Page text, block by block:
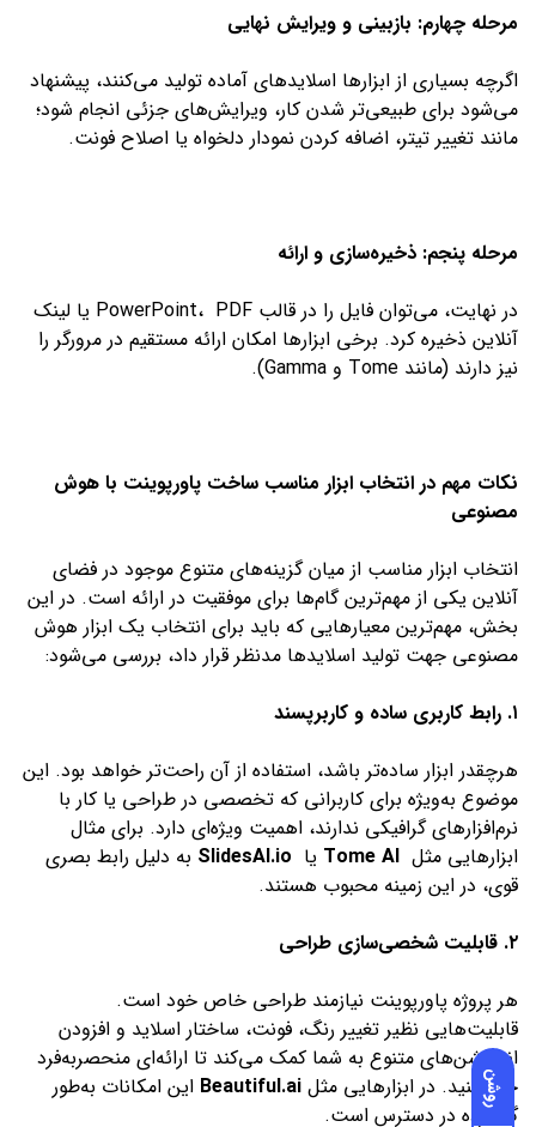
روشن
مرحله چهارم: بازبینی و ویرایش نهایی
اگرچه بسیاری از ابزارها اسلایدهای آماده تولید می‌کنند، پیشنهاد
می‌شود برای طبیعی‌تر شدن کار، ویرایش‌های جزئی انجام شود؛
مانند تغییر تیتر، اضافه کردن نمودار دلخواه یا اصلاح فونت.
مرحله پنجم: ذخیره‌سازی و ارائه
در نهایت، می‌توان فایل را در قالب PowerPoint، PDF یا لینک
آنلاین ذخیره کرد. برخی ابزارها امکان ارائه مستقیم در مرورگر را
نیز دارند (مانند Tome و Gamma).
نکات مهم در انتخاب ابزار مناسب ساخت پاورپوینت با هوش
مصنوعی
انتخاب ابزار مناسب از میان گزینه‌های متنوع موجود در فضای
آنلاین یکی از مهم‌ترین گام‌ها برای موفقیت در ارائه است. در این
بخش، مهم‌ترین معیارهایی که باید برای انتخاب یک ابزار هوش
مصنوعی جهت تولید اسلایدها مدنظر قرار داد، بررسی می‌شود:
۱. رابط کاربری ساده و کاربرپسند
هرچقدر ابزار ساده‌تر باشد، استفاده از آن راحت‌تر خواهد بود. این
موضوع به‌ویژه برای کاربرانی که تخصصی در طراحی یا کار با
نرم‌افزارهای گرافیکی ندارند، اهمیت ویژه‌ای دارد. برای مثال
ابزارهایی مثل
یا
به دلیل رابط بصری
قوی، در این زمینه محبوب هستند.
۲. قابلیت شخصی‌سازی طراحی
هر پروژه پاورپوینت نیازمند طراحی خاص خود است.
قابلیت‌هایی نظیر تغییر رنگ، فونت، ساختار اسلاید و افزودن
انیمیشن‌های متنوع به شما کمک می‌کند تا ارائه‌ای منحصربه‌فرد
خلق کنید. در ابزارهایی مثل Beautiful.ai این امکانات به‌طور
گسترده در دسترس است.